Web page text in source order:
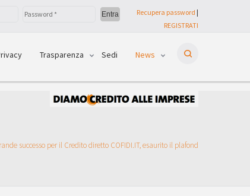
Recupera password |
REGISTRATI
Trasparenza Sedi News
successo per il Credito diretto COFIDI.IT, esaurito il plafond